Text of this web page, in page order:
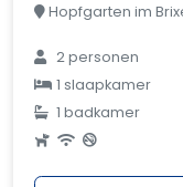
Hopfgarten im
2 personen
1 slaapkamer
1 badkamer